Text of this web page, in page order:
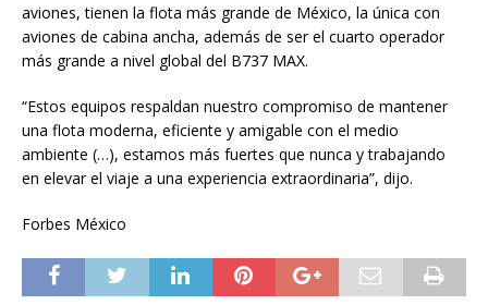
aviones, tienen la flota más grande de México, la única con
aviones de cabina ancha, además de ser el cuarto operador
más grande a nivel global del B737 MAX.
“Estos equipos respaldan nuestro compromiso de mantener
una flota moderna, eficiente y amigable con el medio
ambiente (…), estamos más fuertes que nunca y trabajando
en elevar el viaje a una experiencia extraordinaria”, dijo.
Forbes México